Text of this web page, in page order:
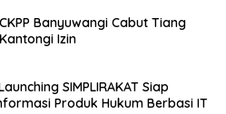
Banyuwangi Cabut Tiang
Izin
SIMPLIRAKAT Siap
Produk Hukum Berbasi IT